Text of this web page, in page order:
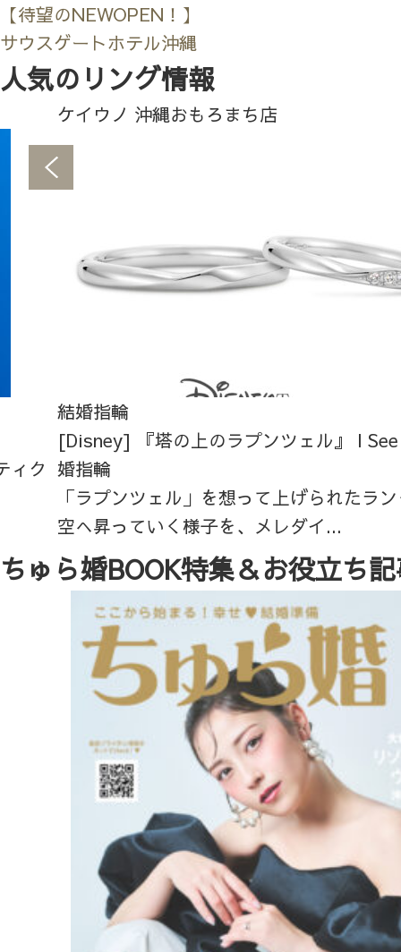
【待望のNEWOPEN！】
サウスゲートホテル沖縄
人気のリング情報
ィク
ケイウノ 沖縄おもろまち店
結婚指輪
[Disney] 『塔の上のラプンツェル』 I
婚指輪
「ラプンツェル」を想って上げられたラ
空へ昇っていく様子を、メレダイ...
ちゅら婚BOOK特集＆お役立ち